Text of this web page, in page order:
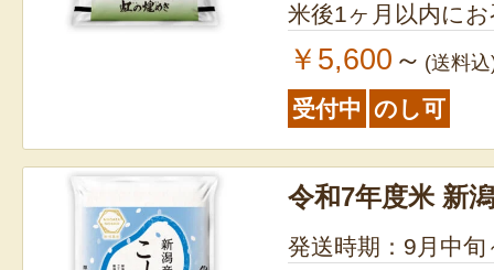
米後1ヶ月以内に
￥5,600 ～ (送料
受付中 のし可
令和7年度米 新
発送時期：9月中旬